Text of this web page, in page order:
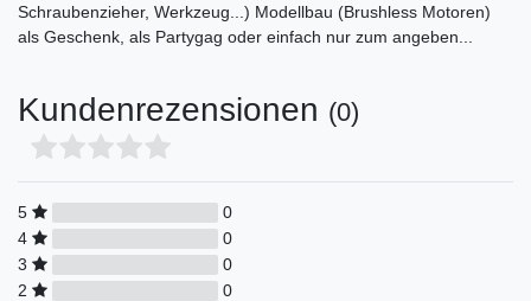
Schraubenzieher, Werkzeug...) Modellbau (Brushless Motoren)
als Geschenk, als Partygag oder einfach nur zum angeben...
Kundenrezensionen (0)
5
0
4
0
3
0
2
0